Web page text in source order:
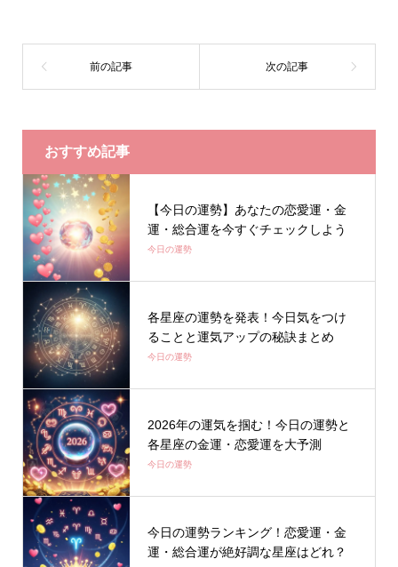
おすすめ記事
【今日の運勢】あなたの恋愛運・金
運・総合運を今すぐチェックしよう
今日の運勢
各星座の運勢を発表！今日気をつけ
ることと運気アップの秘訣まとめ
今日の運勢
2026年の運気を掴む！今日の運勢と
各星座の金運・恋愛運を大予測
今日の運勢
今日の運勢ランキング！恋愛運・金
運・総合運が絶好調な星座はどれ？